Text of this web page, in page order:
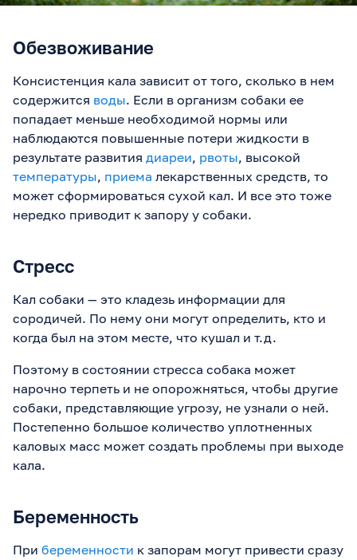
Обезвоживание
Консистенция кала зависит от того, сколько в нем
содержится воды. Если в организм собаки ее
попадает меньше необходимой нормы или
наблюдаются повышенные потери жидкости в
результате развития диареи, рвоты, высокой
температуры, приема лекарственных средств, то
может сформироваться сухой кал. И все это тоже
нередко приводит к запору у собаки.
Стресс
Кал собаки — это кладезь информации для
сородичей. По нему они могут определить, кто и
когда был на этом месте, что кушал и т.д.
Поэтому в состоянии стресса собака может
нарочно терпеть и не опорожняться, чтобы другие
собаки, представляющие угрозу, не узнали о ней.
Постепенно большое количество уплотненных
каловых масс может создать проблемы при выходе
кала.
Беременность
При беременности к запорам могут привести сразу